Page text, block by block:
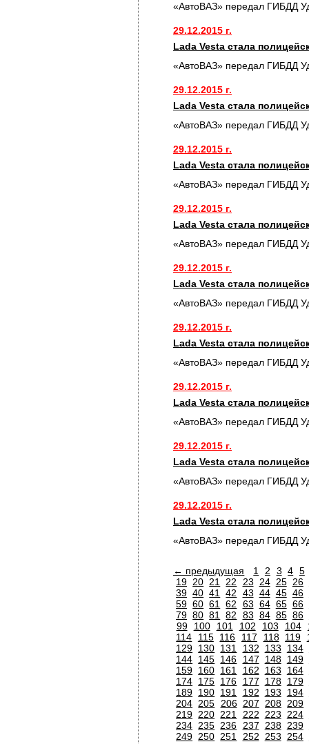
«АвтоВАЗ» передал ГИБДД
29.12.2015 г.
Lada Vesta стала
«АвтоВАЗ» передал ГИБДД
29.12.2015 г.
Lada Vesta стала
«АвтоВАЗ» передал ГИБДД
29.12.2015 г.
Lada Vesta стала
«АвтоВАЗ» передал ГИБДД
29.12.2015 г.
Lada Vesta стала
«АвтоВАЗ» передал ГИБДД
29.12.2015 г.
Lada Vesta стала
«АвтоВАЗ» передал ГИБДД
29.12.2015 г.
Lada Vesta стала
«АвтоВАЗ» передал ГИБДД
29.12.2015 г.
Lada Vesta стала
«АвтоВАЗ» передал ГИБДД
29.12.2015 г.
Lada Vesta стала
«АвтоВАЗ» передал ГИБДД
29.12.2015 г.
Lada Vesta стала
«АвтоВАЗ» передал ГИБДД
← предыдущая 1 2 3 4 5
19 20 21 22 23 24 25 26
39 40 41 42 43 44 45 46
59 60 61 62 63 64 65 66
79 80 81 82 83 84 85 86
99
100 101 102 103 104
114
115 116 117 118 119
129 130 131 132 133 134
144 145 146 147 148 149
159 160 161 162 163 164
174 175 176 177 178 179
189 190 191 192 193 194
204 205 206 207 208 209
219 220 221 222 223 224
234 235 236 237 238 239
249 250 251 252 253 254